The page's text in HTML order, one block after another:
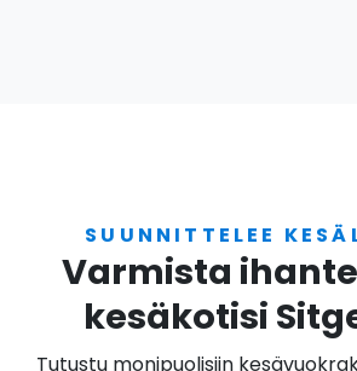
SUUNNITTELEE
Varmista
kesäkotisi
Tutustu monipuolisiin